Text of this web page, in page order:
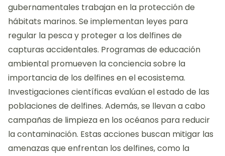
gubernamentales trabajan en la protección de
hábitats marinos. Se implementan leyes para
regular la pesca y proteger a los delfines de
capturas accidentales. Programas de educación
ambiental promueven la conciencia sobre la
importancia de los delfines en el ecosistema.
Investigaciones científicas evalúan el estado de las
poblaciones de delfines. Además, se llevan a cabo
campañas de limpieza en los océanos para reducir
la contaminación. Estas acciones buscan mitigar las
amenazas que enfrentan los delfines, como la